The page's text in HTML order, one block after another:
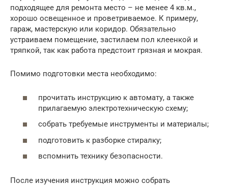
подходящее для ремонта место – не менее 4 кв.м.,
хорошо освещенное и проветриваемое. К примеру,
гараж, мастерскую или коридор. Обязательно
устраиваем помещение, застилаем пол клеенкой и
тряпкой, так как работа предстоит грязная и мокрая.
Помимо подготовки места необходимо:
прочитать инструкцию к автомату, а также
прилагаемую электротехническую схему;
собрать требуемые инструменты и материалы;
подготовить к разборке стиралку;
вспомнить технику безопасности.
После изучения инструкция можно собрать